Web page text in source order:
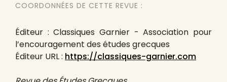
COORDONNÉES DE CETTE REVUE :
Éditeur : Classiques Garnier - Association pour
l’encouragement des études grecques
Éditeur URL : https://classiques-garnier.com